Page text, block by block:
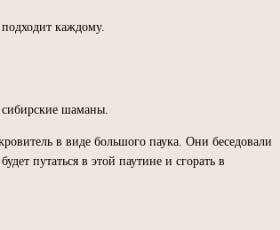
каждому.
сибирские шаманы.
в виде большого паука. Они беседовали
путаться в этой паутине и сгорать в